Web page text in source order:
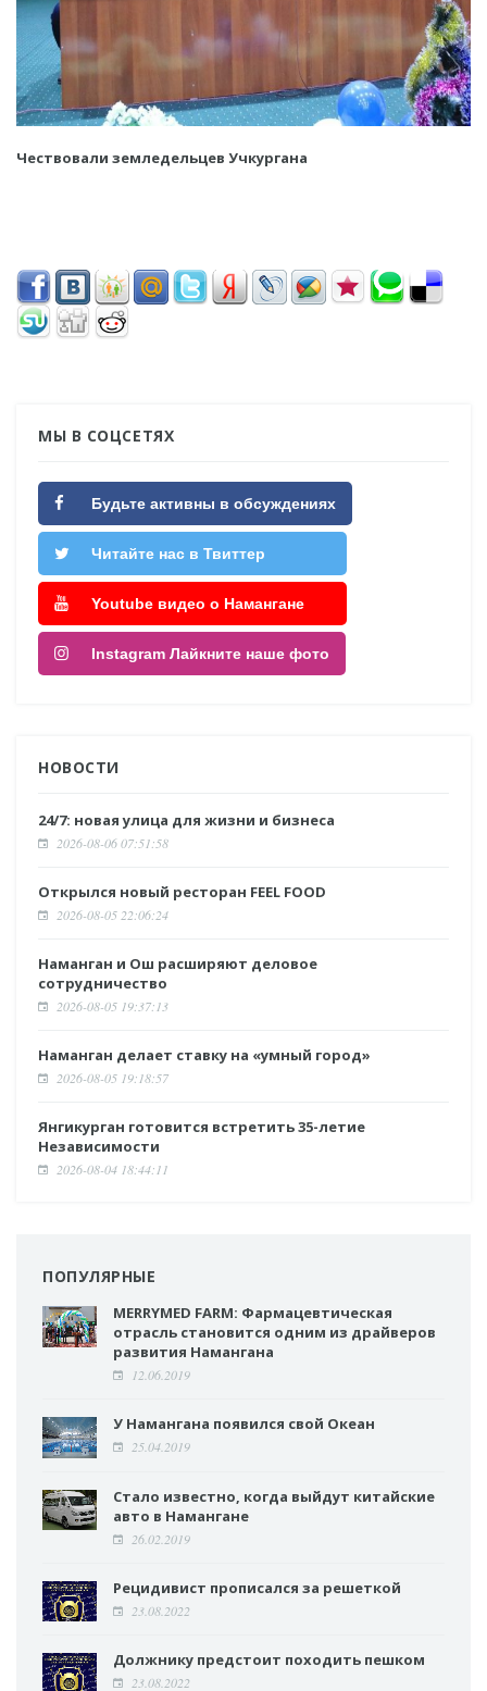
Чествовали земледельцев Учкургана
МЫ В СОЦСЕТЯХ
Будьте активны в обсуждениях
Читайте нас в Твиттер
Youtube видео о Намангане
Instagram Лайкните наше фото
НОВОСТИ
24/7: новая улица для жизни и бизнеса
2026-08-06 07:51:58
Открылся новый ресторан FEEL FOOD
2026-08-05 22:06:24
Наманган и Ош расширяют деловое
сотрудничество
2026-08-05 19:37:13
Наманган делает ставку на «умный город»
2026-08-05 19:18:57
Янгикурган готовится встретить 35-летие
Независимости
2026-08-04 18:44:11
ПОПУЛЯРНЫЕ
MERRYMED FARM: Фармацевтическая
отрасль становится одним из драйверов
развития Намангана
12.06.2019
У Намангана появился свой Океан
25.04.2019
Стало известно, когда выйдут китайские
авто в Намангане
26.02.2019
Рецидивист прописался за решеткой
23.08.2022
Должнику предстоит походить пешком
23.08.2022